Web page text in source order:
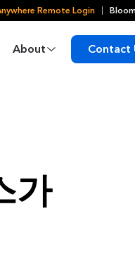
Remote Login
About Contact
가